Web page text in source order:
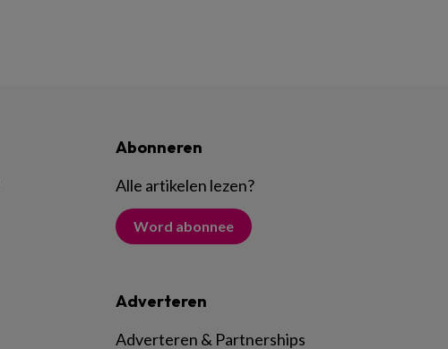
Abonneren
Alle artikelen lezen?
Word abonnee
Adverteren
Adverteren & Partnerships